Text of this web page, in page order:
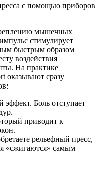
с помощью приборов
мышечных
стимулирует
быстрым образом
воздействия
На практике
оказывают сразу
Боль отступает
приводит к
рельефный пресс,
«сжигаются» самым